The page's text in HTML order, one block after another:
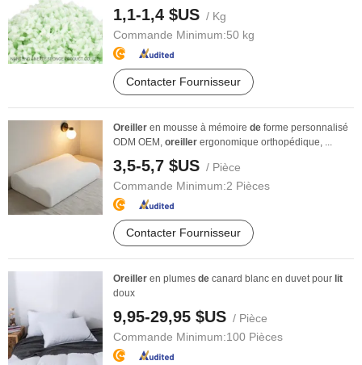
1,1-1,4 $US / Kg
Commande Minimum:50 kg
Contacter Fournisseur
Oreiller en mousse à mémoire de forme personnalisé
ODM OEM, oreiller ergonomique orthopédique, ...
3,5-5,7 $US / Pièce
Commande Minimum:2 Pièces
Contacter Fournisseur
Oreiller en plumes de canard blanc en duvet pour lit
doux
9,95-29,95 $US / Pièce
Commande Minimum:100 Pièces